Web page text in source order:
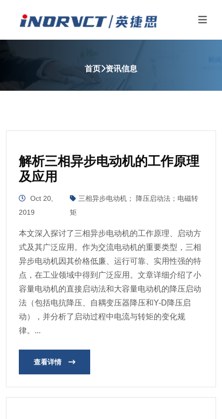
首页 资讯信息
解析三相异步电动机的工作原理
及应用
Oct 20,
2019
三相异步电动机； 降压启动法；电磁转
矩
本文深入探讨了三相异步电动机的工作原理、启动方
式及其广泛应用。作为交流电动机的重要类型，三相
异步电动机因其价格低廉、运行可靠、实用性强的特
点，在工业领域中得到广泛应用。文章详细介绍了小
容量电动机的直接启动法和大容量电动机的降压启动
法（包括电抗降压、自耦变压器降压和Y-D降压启
动），并分析了启动过程中电流与转矩的变化规
律。...
查看详情